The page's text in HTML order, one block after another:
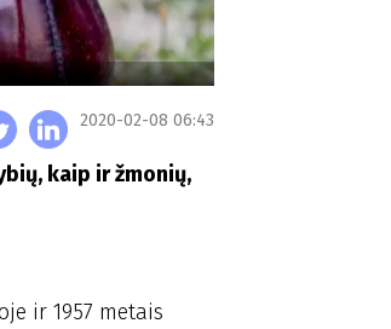
2020-02-08 06:43
kaip ir žmonių,
ir 1957 metais